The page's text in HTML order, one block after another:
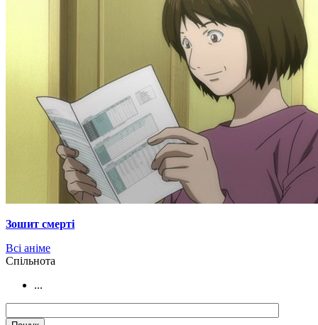
Зошит смерті
Всі аніме
Cпільнота
...